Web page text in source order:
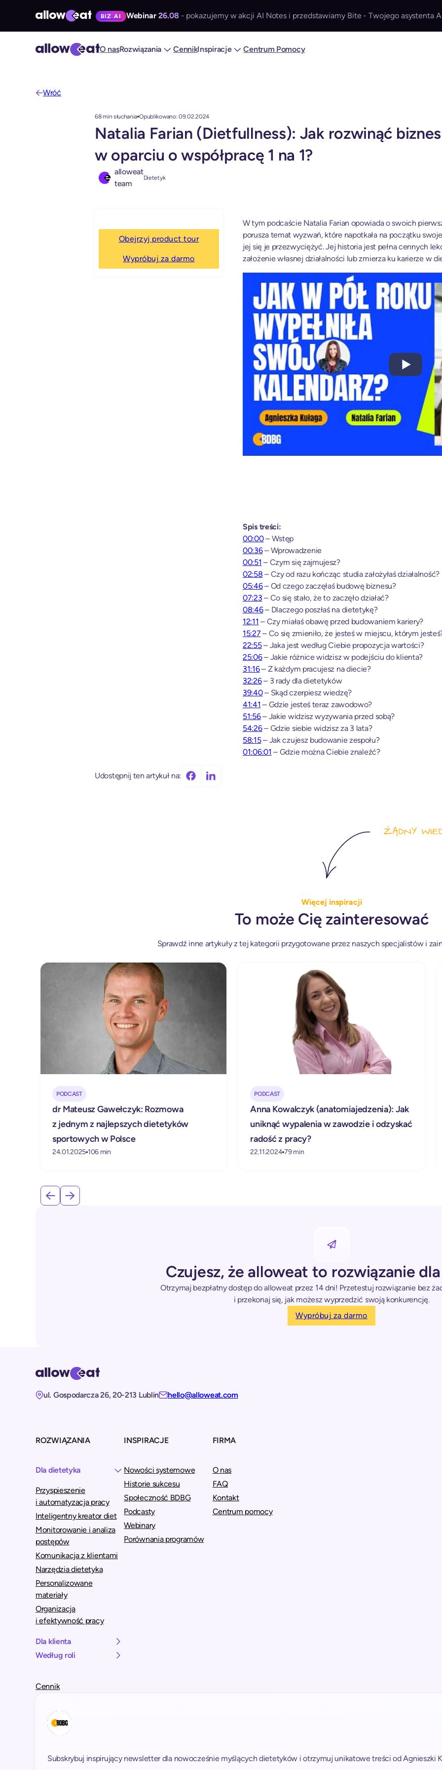
BIZ AI Webinar26.08 - pokazujemy w akcji AI Notes i przedstawiamy Bite - Twojego asystenta
O nasRozwiązania CennikInspiracje Centrum Pomocy
Wróć
68 min słuchania Opublikowano: 09.02.2024
Natalia Farian (Dietfullness): Jak rozwinąć
w oparciu o współpracę 1 na 1?
alloweat
team
Dietetyk
Obejrzyj product tour
Wypróbuj za darmo
W tym podcaście Natalia Farian opowiada o swoich
porusza temat wyzwań, które napotkała na początku
jej się je przezwyciężyć. Jej historia jest pełna cennych
założenie własnej działalności lub zmierza ku karierze w
Spis treści:
00:00– Wstęp
00:36– Wprowadzenie
00:51 – Czym się zajmujesz?
02:58 – Czy od razu kończąc studia założyłaś działalność?
05:46– Od czego zaczęłaś budowę biznesu?
07:23 – Co się stało, że to zaczęło działać?
08:46– Dlaczego poszłaś na dietetykę?
12:11 – Czy miałaś obawę przed budowaniem kariery?
15:27– Co się zmieniło, że jesteś w miejscu, którym
22:55– Jaka jest według Ciebie propozycja wartości?
25:06– Jakie różnice widzisz w podejściu do klienta?
31:16– Z każdym pracujesz na diecie?
32:26– 3 rady dla dietetyków
39:40– Skąd czerpiesz wiedzę?
41:41 – Gdzie jesteś teraz zawodowo?
51:56– Jakie widzisz wyzywania przed sobą?
54:26– Gdzie siebie widzisz za 3 lata?
58:15– Jak czujesz budowanie zespołu?
01:06:01 – Gdzie można Ciebie znaleźć?
Udostępnij ten artykuł na:
Więcej inspiracji
To może Cię zainteresować
Sprawdź inne artykuły z tej kategorii przygotowane przez naszych specjalistów i
PODCAST
dr Mateusz Gawełczyk: Rozmowa
z jednym z najlepszych dietetyków
sportowych w Polsce
24.01.2025 106 min
PODCAST
Anna Kowalczyk (anatomiajedzenia): Jak
uniknąć wypalenia w zawodzie i odzyskać
radość z pracy?
22.11.2024 79 min
Czujesz, że alloweat to rozwiązanie
Otrzymaj bezpłatny dostęp do alloweat przez 14 dni! Przetestuj rozwiązanie bez
i przekonaj się, jak możesz wyprzedzić swoją konkurencję.
Wypróbuj za darmo
ul. Gospodarcza 26, 20-213 Lublin hello@alloweat.com
ROZWIĄZANIA
Dla dietetyka
Przyspieszenie
i automatyzacja pracy
Inteligentny kreator diet
Monitorowanie i analiza
postępów
Komunikacja z klientami
Narzędzia dietetyka
Personalizowane
materiały
Organizacja
i efektywność pracy
Dla klienta
Według roli
Cennik
INSPIRACJE
Nowości systemowe
Historie sukcesu
Społeczność BDBG
Podcasty
Webinary
Porównania programów
FIRMA
O nas
FAQ
Kontakt
Centrum pomocy
Subskrybuj inspirujący newsletter dla nowocześnie myślących dietetyków i otrzymuj unikatowe treści od Agnieszki